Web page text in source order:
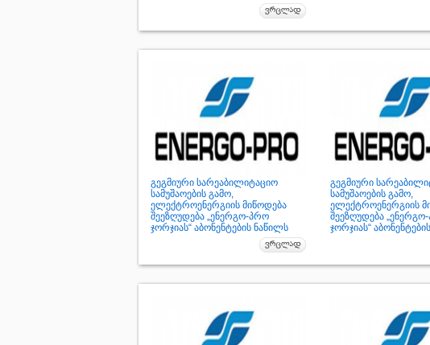
გეგმიური სარეაბილიტაციო
სამუშაოების გამო,
ელექტროენერგიის მიწოდება
შეეზღუდება „ენერგო-პრო
ჯორჯიას“ აბონენტების ნაწილს
გეგმიური
სამუშაოების გამო,
ელექტროენერგიის
შეეზღუდება
ჯორჯიას“